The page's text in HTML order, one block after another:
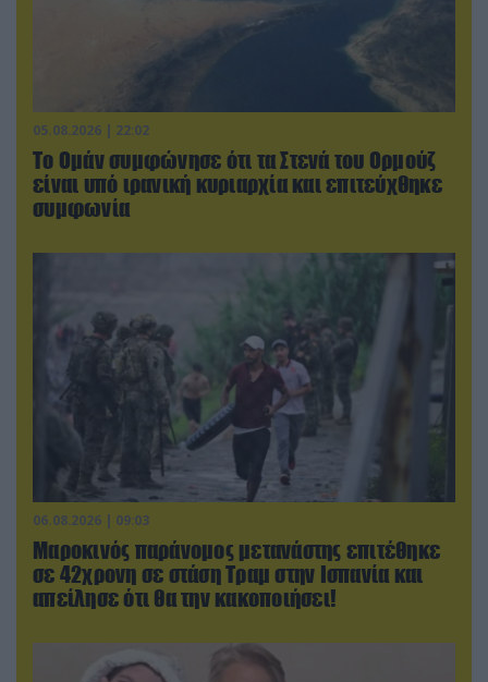
05.08.2026 | 22:02
Το Ομάν συμφώνησε ότι τα Στενά του Ορμούζ
είναι υπό ιρανική κυριαρχία και επιτεύχθηκε
συμφωνία
06.08.2026 | 09:03
Μαροκινός παράνομος μετανάστης επιτέθηκε
σε 42χρονη σε στάση Τραμ στην Ισπανία και
απείλησε ότι θα την κακοποιήσει!